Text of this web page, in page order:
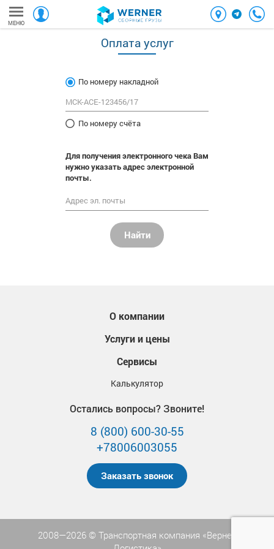
МЕНЮ
Оплата услуг
По номеру накладной
По номеру счёта
Для получения электронного чека Вам
нужно указать адрес электронной
почты.
Найти
О компании
Услуги и цены
Сервисы
Калькулятор
Остались вопросы? Звоните!
8 (800) 600-30-55
+78006003055
Заказать звонок
2008—2026 © Транспортная компания «Вернер